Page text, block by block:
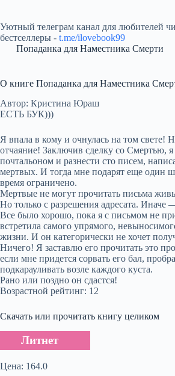
Уютный телеграм канал для любителей
бестселлеры - t.me/ilovebook99
Попаданка для Наместника Смерти
О книге Попаданка для Наместника
Автор: Кристина Юраш
ЕСТЬ БУК)))
Я впала в кому и очнулась на том свете!
отчаяние! Заключив сделку со Смертью, я
почтальоном и разнести сто писем,
мертвых. И тогда мне подарят еще один
время ограничено.
Мертвые не могут прочитать письма
Но только с разрешения адресата. Иначе
Все было хорошо, пока я с письмом не
встретила самого упрямого,
жизни. И он категорически не хочет
Ничего! Я заставлю его прочитать это
если мне придется сорвать его бал,
подкарауливать возле каждого куста.
Рано или поздно он сдастся!
Возрастной рейтинг: 12
Скачать или прочитать книгу целиком
Литнет
Цена: 164.0